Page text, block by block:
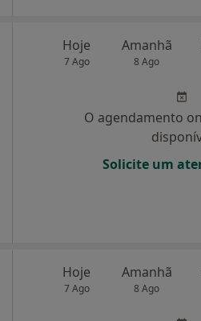
Hoje
7 Ago
Amanhã
8 Ago
O agendamento
Solicite um
Hoje
7 Ago
Amanhã
8 Ago